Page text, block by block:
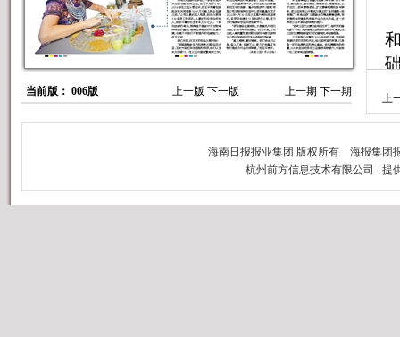
当前版： 006版 上一版 下一版 上一期 下一期
上